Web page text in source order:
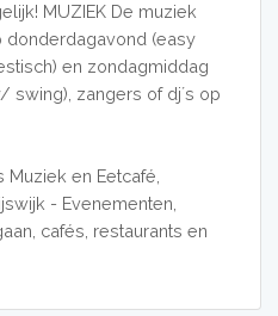
MUZIEK De muziek
donderdagavond (easy
en zondagmiddag
zangers of dj´s op
Muziek en Eetcafé,
- Evenementen,
cafés, restaurants en